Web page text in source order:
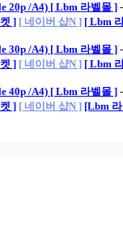
20p /A4) [ Lbm 라벨몰 ]
] [ 네이버 샵N ] [ Lbm
30p /A4) [ Lbm 라벨몰 ]
] [ 네이버 샵N ] [ Lbm
40p /A4) [ Lbm 라벨몰 ]
] [ 네이버 샵N ] [Lbm